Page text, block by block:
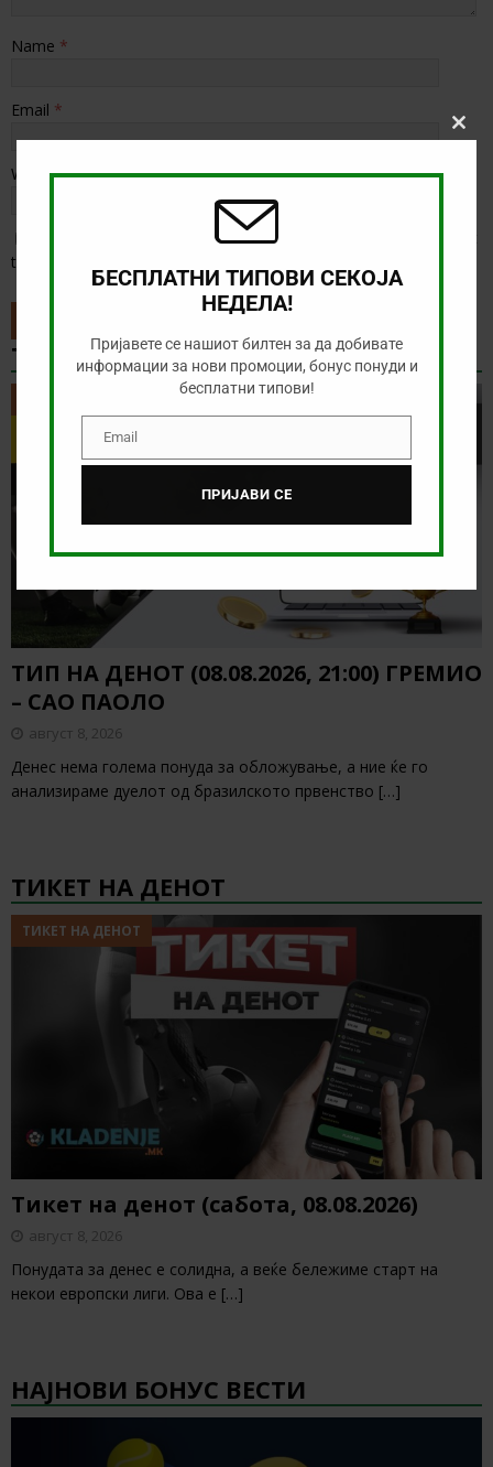
Name *
Email *
Website
Save my name, email, and website in this browser for the next
time I comment.
ТИП НА ДЕНОТ
ТИП НА ДЕНОТ (08.08.2026, 21:00) ГРЕМИО
– САО ПАОЛО
август 8, 2026
Денес нема голема понуда за обложување, а ние ќе го
анализираме дуелот од бразилското првенство […]
ТИКЕТ НА ДЕНОТ
ТИКЕТ НА ДЕНОТ
Тикет на денот (сабота, 08.08.2026)
август 8, 2026
Понудата за денес е солидна, а веќе бележиме старт на
некои европски лиги. Ова е […]
НАЈНОВИ БОНУС ВЕСТИ
БЕСПЛАТНИ ТИПОВИ СЕКОЈА
НЕДЕЛА!
Пријавете се нашиот билтен за да добивате
информации за нови промоции, бонус понуди и
бесплатни типови!
EmailEmail
ПРИЈАВИ СЕ